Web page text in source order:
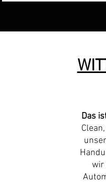
Das
wir